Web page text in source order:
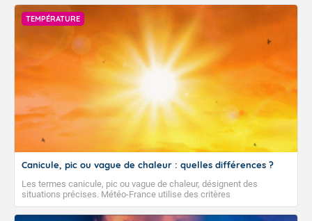
TEMPÉRATURE
Canicule, pic ou vague de chaleur : quelles différences ?
Les termes canicule, pic ou vague de chaleur, désignent des
situations précises. Météo-France utilise des critères
climatologiques pour évaluer et qualifier les épisodes de chaleur qui
peuvent avoir des impacts sanitaires et socio-économiques